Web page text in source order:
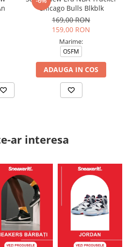
Chicago Bulls Blkblk
169,00 RON
159,00 RON
Marime:
OSFM
ADAUGA IN COS
ar interesa